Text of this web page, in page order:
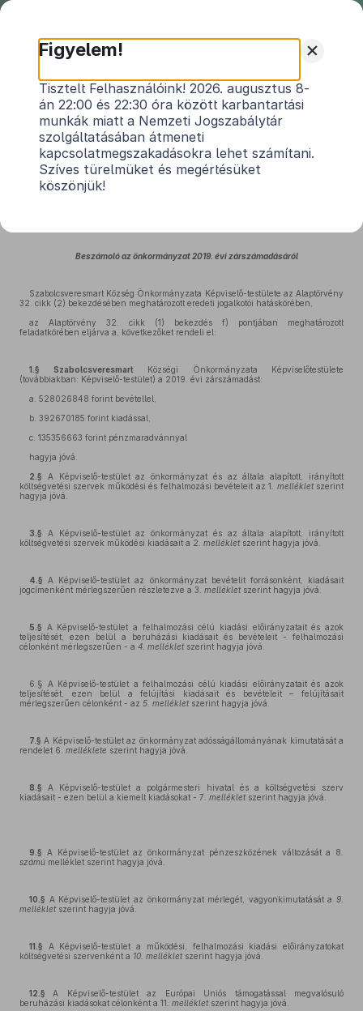
Szabolcsveresmart Község
Önkormányzata Képviselő-
testületének 3/2020.(VII.1.)
önkormányzati rendelete
Beszámoló az Önkormányzat 2019. évi
költségvetésének teljesítéséről
Beszámoló az önkormányzat 2019. évi zárszámadásáról
Szabolcsveresmart Község Önkormányzata Képviselő-testülete az Alaptörvény
32. cikk (2) bekezdésében meghatározott eredeti jogalkotói hatáskörében,
az Alaptörvény 32. cikk (1) bekezdés f) pontjában meghatározott
feladatkörében eljárva a, következőket rendeli el:
1.§ Szabolcsveresmart Községi Önkormányzata Képviselőtestülete
(továbbiakban: Képviselő-testület) a 2019. évi zárszámadást:
a. 528026848 forint bevétellel,
b. 392670185 forint kiadással,
c. 135356663 forint pénzmaradvánnyal
hagyja jóvá.
2.§ A Képviselő-testület az önkormányzat és az általa alapított, irányított
költségvetési szervek működési és felhalmozási bevételeit az 1 . mellékletszerint
hagyja jóvá.
3.§ A Képviselő-testület az önkormányzat és az általa alapított, irányított
költségvetési szervek működési kiadásait a 2 . mellékletszerint hagyja jóvá.
4.§ A Képviselő-testület az önkormányzat bevételit forrásonként, kiadásait
jogcímenként mérlegszerűen részletezve a 3 . mellékletszerint hagyja jóvá.
5.§ A Képviselő-testület a felhalmozási célú kiadási előirányzatait és azok
teljesítését, ezen belül a beruházási kiadásait és bevételeit - felhalmozási
célonként mérlegszerűen - a 4. mellékletszerint hagyja jóvá.
6.§ A Képviselő-testület a felhalmozási célú kiadási előirányzatait és azok
teljesítését, ezen belül a felújítási kiadásait és bevételeit – felújításait
mérlegszerűen célonként - az 5. mellékletszerint hagyja jóvá.
7.§ A Képviselő-testület az önkormányzat adósságállományának kimutatását a
rendelet 6. melléklete szerint hagyja jóvá.
8.§ A Képviselő-testület a polgármesteri hivatal és a költségvetési szerv
kiadásait - ezen belül a kiemelt kiadásokat - 7 . mellékletszerint hagyja jóvá.
9.§ A Képviselő-testület az önkormányzat pénzeszközének változását a 8
számú melléklet szerint hagyja jóvá.
10.§ A Képviselő-testület az önkormányzat mérlegét, vagyonkimutatását a 9.
mellékletszerint hagyja jóvá.
11.§ A Képviselő-testület a működési, felhalmozási kiadási előirányzatokat
költségvetési szervenként a 10. mellékletszerint hagyja jóvá.
12.§A Képviselő-testület az Európai Uniós támogatással megvalósuló
beruházási kiadásokat célonként a 11 . mellékletszerint hagyja jóvá.
+
Figyelem!
Tisztelt Felhasználóink! 2026. augusztus 8-
án 22:00 és 22:30 óra között karbantartási
munkák miatt a Nemzeti Jogszabálytár
szolgáltatásában átmeneti
kapcsolatmegszakadásokra lehet számítani.
Szíves türelmüket és megértésüket
köszönjük!